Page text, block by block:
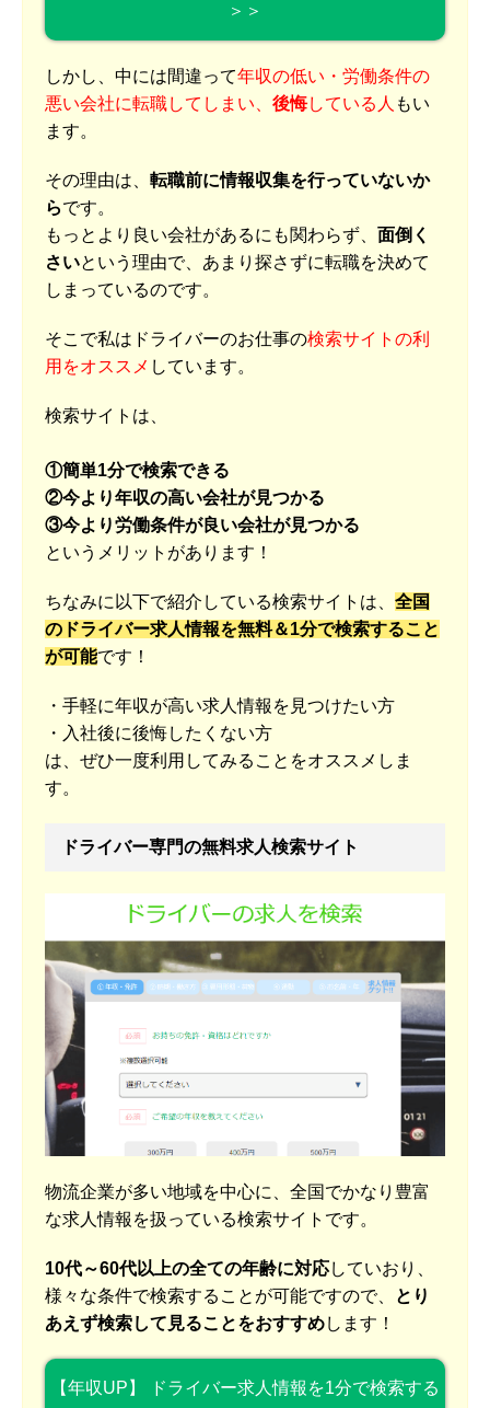
＞＞
しかし、中には間違って年収の低い・労働条件の
悪い会社に転職してしまい、 後悔している人 もい
ます。
その理由は、 転職前に情報収集を行っていないか
らです。
もっとより良い会社があるにも関わらず、 面倒く
さいという理由で、あまり探さずに転職を決めて
しまっているのです。
そこで私はドライバーのお仕事の検索サイトの利
用をオススメ しています。
検索サイトは、
①簡単1分で検索できる
②今より年収の高い会社が見つかる
③今より労働条件が良い会社が見つかる
というメリットがあります！
ちなみに以下で紹介している検索サイトは、 全国
のドライバー求人情報を無料＆1分で検索すること
が可能です！
・手軽に年収が高い求人情報を見つけたい方
・入社後に後悔したくない方
は、ぜひ一度利用してみることをオススメしま
す。
ドライバー専門の無料求人検索サイト
物流企業が多い地域を中心に、全国でかなり豊富
な求人情報を扱っている検索サイトです。
10代～60代以上の全ての年齢に対応していおり、
様々な条件で検索することが可能ですので、
とり
あえず検索して見ることをおすすめします！
【年収UP】 ドライバー求人情報を1分で検索する